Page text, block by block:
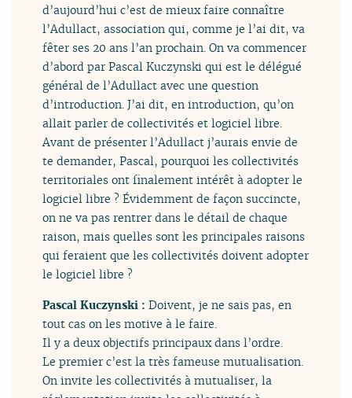
d’aujourd’hui c’est de mieux faire connaître
l’Adullact, association qui, comme je l’ai dit, va
fêter ses 20 ans l’an prochain. On va commencer
d’abord par Pascal Kuczynski qui est le délégué
général de l’Adullact avec une question
d’introduction. J’ai dit, en introduction, qu’on
allait parler de collectivités et logiciel libre.
Avant de présenter l’Adullact j’aurais envie de
te demander, Pascal, pourquoi les collectivités
territoriales ont finalement intérêt à adopter le
logiciel libre ? Évidemment de façon succincte,
on ne va pas rentrer dans le détail de chaque
raison, mais quelles sont les principales raisons
qui feraient que les collectivités doivent adopter
le logiciel libre ?
Pascal Kuczynski :Doivent, je ne sais pas, en
tout cas on les motive à le faire.
Il y a deux objectifs principaux dans l’ordre.
Le premier c’est la très fameuse mutualisation.
On invite les collectivités à mutualiser, la